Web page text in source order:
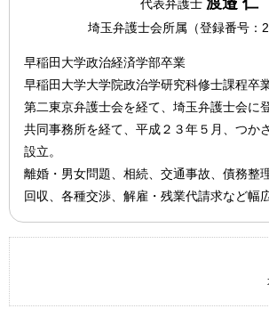
代表弁護士
埼玉弁護士会所属（登録番号：
早稲田大学政治経済学部卒業
早稲田大学大学院政治学研究科修士課程卒
第二東京弁護士会を経て、埼玉弁護士会に
共同事務所を経て、平成２３年５月、つか
設立。
離婚・男女問題、相続、交通事故、債務整
回収、各種交渉、解雇・残業代請求など幅